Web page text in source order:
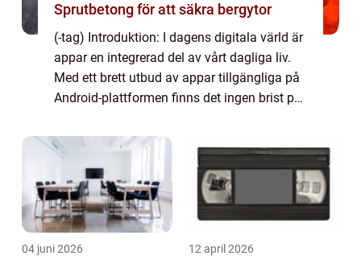
Sprutbetong för att säkra bergytor
(-tag) Introduktion: I dagens digitala värld är
appar en integrerad del av vårt dagliga liv.
Med ett brett utbud av appar tillgängliga på
Android-plattformen finns det ingen brist på
smartphones och surfplat...
04 juni 2026 12 april 2026